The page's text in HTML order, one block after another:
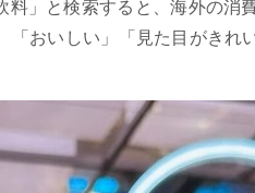
料」と検索すると、海外の消
おいしい」「見た目がきれ